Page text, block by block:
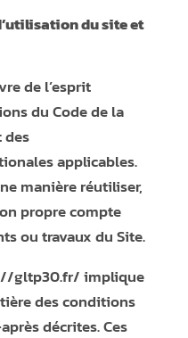
du site et
de l’esprit
du Code de la
applicables.
manière réutiliser,
propre compte
ou travaux du Site.
gltp30.fr/implique
des conditions
décrites. Ces